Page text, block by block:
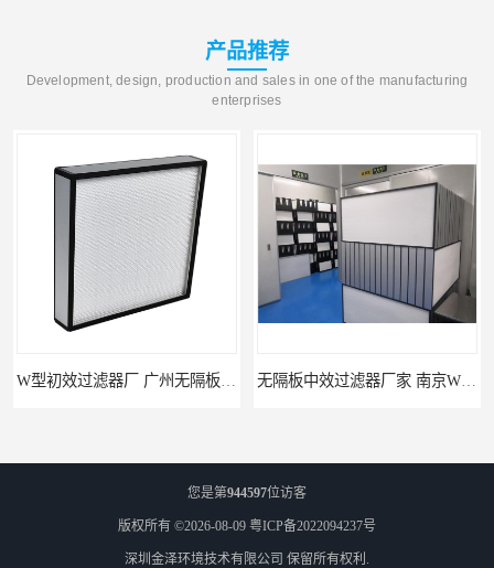
产品推荐
Development, design, production and sales in one of the manufacturing
enterprises
您是第944597位访客
版权所有 ©2026-08-09 粤ICP备2022094237号
深圳金泽环境技术有限公司 保留所有权利.